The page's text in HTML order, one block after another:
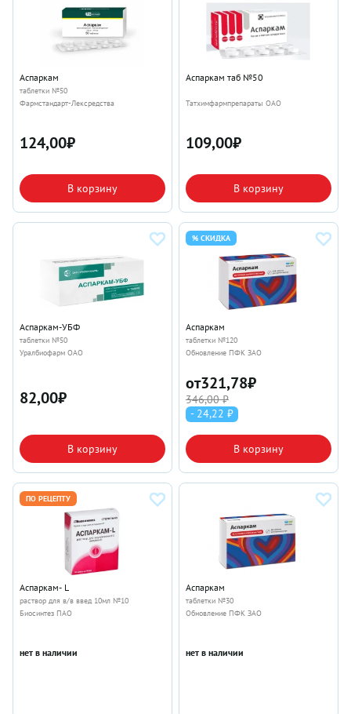
Аспаркам
таблетки №50
Фармстандарт-Лексредства
124,00₽
В корзину
Аспаркам таб №50
Татхимфармпрепараты ОАО
109,00₽
В корзину
Аспаркам-УБФ
таблетки №50
Уралбиофарм ОАО
82,00₽
В корзину
% СКИДКА
Аспаркам
таблетки №120
Обновление ПФК ЗАО
от321,78₽
346,00 ₽
- 24,22 ₽
В корзину
ПО РЕЦЕПТУ
Аспаркам- L
раствор для в/в введ 10мл №10
Биосинтез ПАО
нет в наличии
Аспаркам
таблетки №30
Обновление ПФК ЗАО
нет в наличии